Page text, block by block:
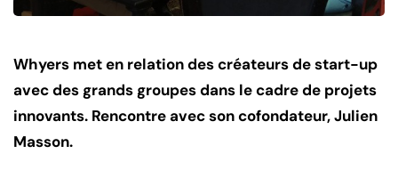
Whyers met en relation des créateurs de start-up
avec des grands groupes dans le cadre de projets
innovants. Rencontre avec son cofondateur, Julien
Masson.